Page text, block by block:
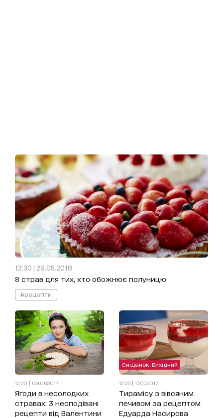
12:30 | 29.05.2018
8 страв для тих, хто обожнює полуницю
#рецепти
13:20 | 09.06.2017
Ягоди в несолодких
стравах: 3 несподівані
рецепти від Валентини
Сніданок. Вихідний
12:25 | 13.03.2017
Тирамісу з вівсяним
печивом за рецептом
Едуарда Насирова